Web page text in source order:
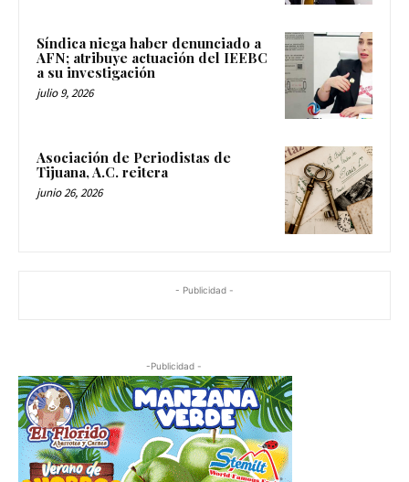
Síndica niega haber denunciado a
AFN; atribuye actuación del IEEBC
a su investigación
julio 9, 2026
Asociación de Periodistas de
Tijuana, A.C. reitera
junio 26, 2026
- Publicidad -
-Publicidad -